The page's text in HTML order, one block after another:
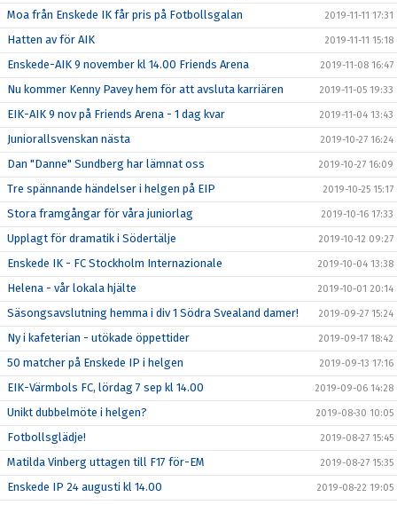
Moa från Enskede IK får pris på Fotbollsgalan 2019-11-11 17:31
Hatten av för AIK 2019-11-11 15:18
Enskede-AIK 9 november kl 14.00 Friends Arena 2019-11-08 16:47
Nu kommer Kenny Pavey hem för att avsluta karriären 2019-11-05 19:33
EIK-AIK 9 nov på Friends Arena - 1 dag kvar 2019-11-04 13:43
Juniorallsvenskan nästa 2019-10-27 16:24
Dan "Danne" Sundberg har lämnat oss 2019-10-27 16:09
Tre spännande händelser i helgen på EIP 2019-10-25 15:17
Stora framgångar för våra juniorlag 2019-10-16 17:33
Upplagt för dramatik i Södertälje 2019-10-12 09:27
Enskede IK - FC Stockholm Internazionale 2019-10-04 13:38
Helena - vår lokala hjälte 2019-10-01 20:14
Säsongsavslutning hemma i div 1 Södra Svealand damer! 2019-09-27 15:24
Ny i kafeterian - utökade öppettider 2019-09-17 18:42
50 matcher på Enskede IP i helgen 2019-09-13 17:16
EIK-Värmbols FC, lördag 7 sep kl 14.00 2019-09-06 14:28
Unikt dubbelmöte i helgen? 2019-08-30 10:05
Fotbollsglädje! 2019-08-27 15:45
Matilda Vinberg uttagen till F17 för-EM 2019-08-27 15:35
Enskede IP 24 augusti kl 14.00 2019-08-22 19:05